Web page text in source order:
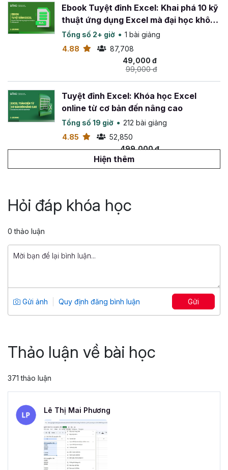
Ebook Tuyệt đỉnh Excel: Khai phá 10 kỹ
thuật ứng dụng Excel mà đại học không
dạy bạn
Tổng số 2+ giờ
1 bài giảng
4.88
87,708
49,000 đ
99,000 đ
Tuyệt đỉnh Excel: Khóa học Excel
online từ cơ bản đến nâng cao
Tổng số 19 giờ
212 bài giảng
4.85
52,850
499,000 đ
799,000 đ
Tổng số 14 giờ
142 bài giảng
799,000 đ
Tổng số 12 giờ
91 bài giảng
4.86
25,046
Hiện thêm
Hỏi đáp khóa học
0 thảo luận
Gửi ảnh Quy định đăng bình luận Gửi
Thảo luận về bài học
371 thảo luận
Lê Thị Mai Phương